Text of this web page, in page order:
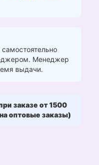
Менеджер
выдачи.
заказе от 1500
оптовые заказы)